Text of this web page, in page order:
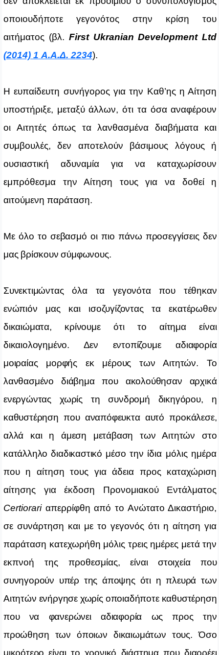
οποιουδήποτε γεγονότος στην κρίση του
αιτήματος (βλ. First Ukranian Development Ltd
(2014) 1 Α.Α.Δ. 2234).
Η ευπαίδευτη συνήγορος για την Καθ’ης η Αίτηση
υποστήριξε, μεταξύ άλλων, ότι τα όσα αναφέρουν
οι Αιτητές όπως τα λανθασμένα διαβήματα και
συμβουλές, δεν αποτελούν βάσιμους λόγους ή
ουσιαστική αδυναμία για να καταχωρίσουν
εμπρόθεσμα την Αίτηση τους για να δοθεί η
αιτούμενη παράταση.
Με όλο το σεβασμό οι πιο πάνω προσεγγίσεις δεν
μας βρίσκουν σύμφωνους.
Συνεκτιμώντας όλα τα γεγονότα που τέθηκαν
ενώπιόν μας και ισοζυγίζοντας τα εκατέρωθεν
δικαιώματα, κρίνουμε ότι το αίτημα είναι
δικαιολογημένο. Δεν εντοπίζουμε αδιαφορία
μοιραίας μορφής εκ μέρους των Αιτητών. Το
λανθασμένο διάβημα που ακολούθησαν αρχικά
ενεργώντας χωρίς τη συνδρομή δικηγόρου, η
καθυστέρηση που αναπόφευκτα αυτό προκάλεσε,
αλλά και η άμεση μετάβαση των Αιτητών στο
κατάλληλο διαδικαστικό μέσο την ίδια μόλις ημέρα
που η αίτηση τους για άδεια προς καταχώριση
αίτησης για έκδοση Προνομιακού Εντάλματος
Certiorariαπερρίφθη από το Ανώτατο Δικαστήριο,
σε συνάρτηση και με το γεγονός ότι η αίτηση για
παράταση κατεχωρήθη μόλις τρεις ημέρες μετά την
εκπνοή της προθεσμίας,είναι στοιχεία που
συνηγορούν υπέρ της άποψης ότι η πλευρά των
Αιτητών ενήργησε χωρίς οποιαδήποτε καθυστέρηση
που να φανερώνει αδιαφορία ως προς την
προώθηση των όποιων δικαιωμάτων τους. Όσο
μικρότερο είναι το χρονικό διάστημα που διαρρέει